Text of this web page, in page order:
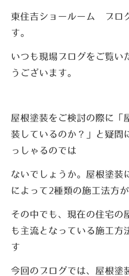
東住吉ショールーム ブロ
す。
いつ も現場ブログをご覧い
うございます。
屋根塗装をご検討の際に「
装しているのか？」と疑問
っしゃるのでは
ないでしょうか。 屋根塗装
によって2種類の施工法方が
その中でも、現在の住宅の
も主流となっている施工方
す
今回のブログでは、屋根塗